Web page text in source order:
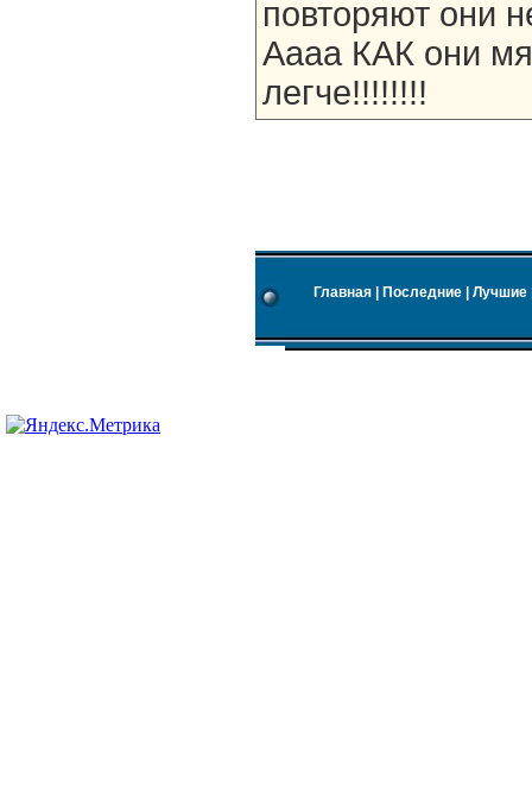
повторяют они
Аааа КАК они
легче!!!!!!!!
Главная| Последние| Лучшие